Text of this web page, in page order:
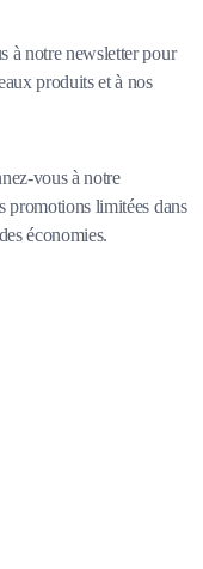
à notre newsletter pour
produits et à nos
vous à notre
promotions limitées dans
économies.